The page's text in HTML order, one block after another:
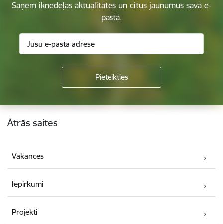
Saņem iknedēļas aktualitātes un citus jaunumus savā e-
pastā.
Kājene
Ātrās saites
Vakances
Iepirkumi
Projekti